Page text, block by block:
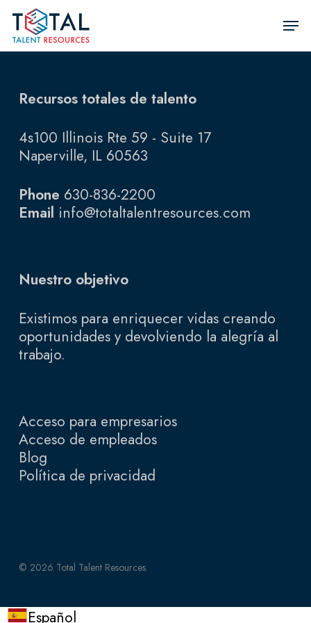
contenido
Recursos totales de talento
4s100 Illinois Rte 59 - Suite 17
Naperville, IL 60563
Phone 630-836-2200
Email info@totaltalentresources.com
Nuestro objetivo
Existimos para enriquecer vidas creando
oportunidades y devolviendo la alegría al
trabajo.
Acceso para empresarios
Acceso de empleados
Blog
Política de privacidad
© 2026 Total Talent Resources.
Español